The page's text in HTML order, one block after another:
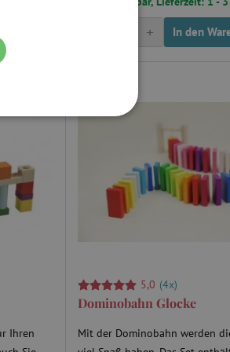
+ In den
Ihren
5,0 (4x)
Dominobahn Glocke
Mit der Dominobahn werden
die Kontoverwaltung.
k udržování
um zwischen Menschen